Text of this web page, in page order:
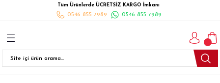
Tüm Ürünlerde ÜCRETSİZ KARGO İmkanı
0546 855 7989 0546 855 7989
Geri Dön
Geri Dön
Takımları
Geri Dön
Geri Dön
Geri Dön
Geri Dön
Geri Dön